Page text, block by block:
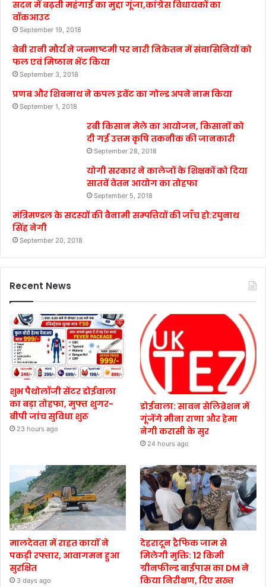
सदन में बढ़ती महंगाई का मुद्दा गूंजा,कांग्रेस विधायकों का
वॉकआउट
September 19, 2018
बेबी रानी मौर्य ने जन्माष्टमी पर नारी निकेतन में संवासिनियों को
फल एवं मिष्ठान भेंट किया
September 3, 2018
प्रणब और शिबनाथ ने कपल इवेंट का गोल्ड अपने नाम किया
September 1, 2018
रबी किसान मेले का आयोजन, किसानों को
दी गई उत्तम कृषि तकनीक की जानकारी
September 28, 2018
योगी सरकार ने कालेजों के शिक्षकों को दिया
सातवें वेतन आयोग का तोहफा
September 5, 2018
मंत्रिमण्डल के सदस्यों की बैनामी सम्पत्तियों की जाँच हो:रघुनाथ
सिंह नेगी
September 20, 2018
Recent News
शुभ पैथोलॉजी सेंटर डोईवाला
का बड़ा तोहफा, मुफ्त शुगर-
बीपी जांच सुविधा शुरू
23 hours ago
डोईवाला: सावन सेलिब्रेशन में
गूंजेंगे मीना राणा और हेमा
नेगी करासी के सुर
24 hours ago
मालदेवता में राहत कार्यों ने
पकड़ी रफ्तार, आवागमन हुआ
सुरक्षित
3 days ago
देहरादून ट्रैफिक जाम से
मिलेगी मुक्ति: 12 किमी
ग्रीनफील्ड बाईपास का DM ने
किया निरीक्षण, दिए सख्त